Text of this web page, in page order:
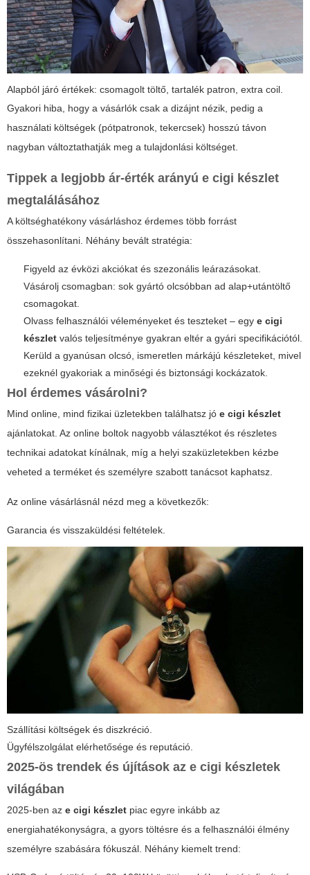
Alapból járó értékek: csomagolt töltő, tartalék patron, extra coil.
Gyakori hiba, hogy a vásárlók csak a dizájnt nézik, pedig a
használati költségek (pótpatronok, tekercsek) hosszú távon
nagyban változtathatják meg a tulajdonlási költséget.
Tippek a legjobb ár-érték arányú e cigi készlet
megtalálásához
A költséghatékony vásárláshoz érdemes több forrást
összehasonlítani. Néhány bevált stratégia:
Figyeld az évközi akciókat és szezonális leárazásokat.
Vásárolj csomagban: sok gyártó olcsóbban ad alap+utántöltő
csomagokat.
Olvass felhasználói véleményeket és teszteket – egy e cigi
készlet valós teljesítménye gyakran eltér a gyári specifikációtól.
Kerüld a gyanúsan olcsó, ismeretlen márkájú készleteket, mivel
ezeknél gyakoriak a minőségi és biztonsági kockázatok.
Hol érdemes vásárolni?
Mind online, mind fizikai üzletekben találhatsz jó e cigi készlet
ajánlatokat. Az online boltok nagyobb választékot és részletes
technikai adatokat kínálnak, míg a helyi szaküzletekben kézbe
veheted a terméket és személyre szabott tanácsot kaphatsz.
Az online vásárlásnál nézd meg a következők:
Garancia és visszaküldési feltételek.
Szállítási költségek és diszkréció.
Ügyfélszolgálat elérhetősége és reputáció.
2025-ös trendek és újítások az e cigi készletek
világában
2025-ben az e cigi készlet piac egyre inkább az
energiahatékonyságra, a gyors töltésre és a felhasználói élmény
személyre szabására fókuszál. Néhány kiemelt trend: